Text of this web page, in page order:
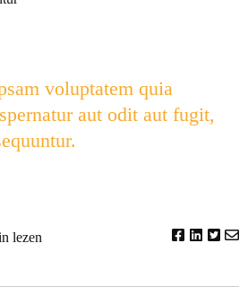
voluptatem quia
aut odit aut fugit,
lezen